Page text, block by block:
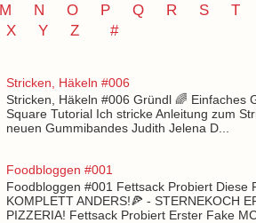
M N O P Q R S
T
Y Z #
Stricken, Häkeln #006
Stricken, Häkeln #006 Gründl 🌈 Einfaches
Square Tutorial Ich stricke Anleitung zum
neuen Gummibandes Judith Jelena D...
Foodbloggen #001
Foodbloggen #001 Fettsack Probiert Diese
KOMPLETT ANDERS!🍕 - STERNEKOCH
PIZZERIA! Fettsack Probiert Erster Fake